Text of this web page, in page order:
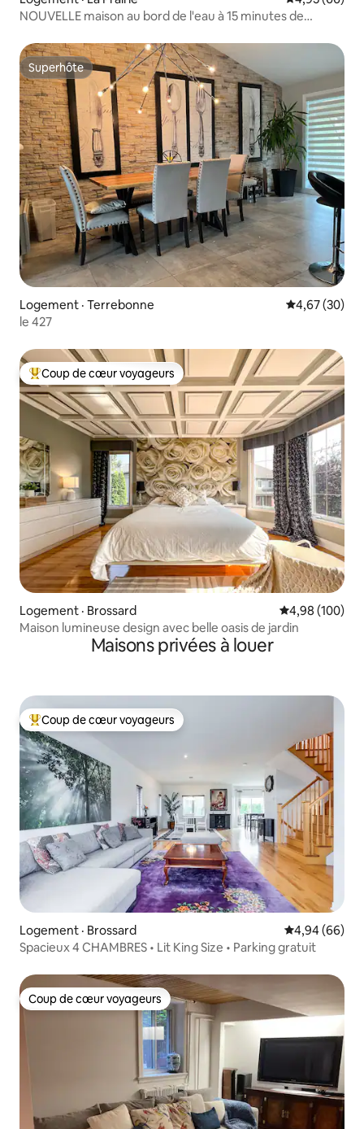
NOUVELLE maison au bord de l'eau à 15 minutes de
Superhôte
Superhôte
Logement · Terrebonne Note
4,67 (30)
le 427
Coup de cœur voyageurs parmi les plus aimés
Coup de cœur voyageurs
Logement · Brossard Note
4,98 (100)
Maison lumineuse design avec belle oasis de jardin
Maisons privées à louer
Coup de cœur voyageurs parmi les plus aimés
Coup de cœur voyageurs
Logement · Brossard Note
4,94 (66)
Spacieux 4 CHAMBRES • Lit King Size • Parking gratuit
Coup de cœur voyageurs
Coup de cœur voyageurs